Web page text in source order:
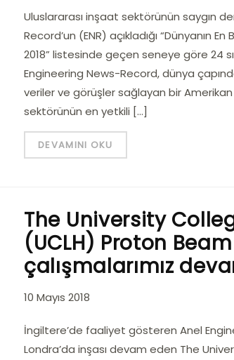
Uluslararası inşaat sektörünün saygın
Record’un (ENR) açıkladığı “Dünyanın
2018” listesinde geçen seneye göre 24
Engineering News-Record, dünya
veriler ve görüşler sağlayan bir
sektörünün en yetkili […]
DEVAMINI OKU
The University
(UCLH) Proton
çalışmalarımız
10 Mayıs 2018
İngiltere’de faaliyet gösteren Anel
Londra’da inşası devam eden The